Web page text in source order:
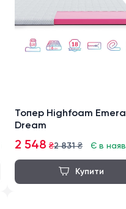
Топер Highfoam
Dream
2 548 ₴2 831₴ Є в